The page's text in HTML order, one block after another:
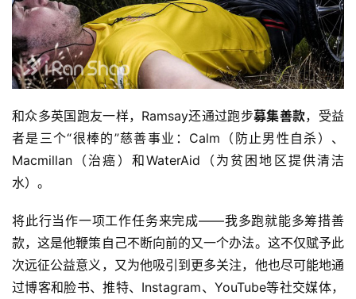
视
频
用
户
精
选
动
集
和众多英国跑友一样，Ramsay还通过跑步募集善款，受益
者是三个“很棒的”慈善事业：Calm（防止男性自杀）、
Macmillan（治癌）和WaterAid（为贫困地区提供清洁
水）。
将此行当作一项工作任务来完成——我多跑就能多筹措善
款，这是他鞭策自己不断向前的又一个办法。这不仅赋予此
次远征公益意义，又为他吸引到更多关注，他也尽可能地通
过博客和脸书、推特、Instagram、YouTube等社交媒体，